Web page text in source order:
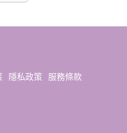
隱私政策 服務條款